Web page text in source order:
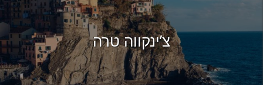
צ’ינקווה טרה